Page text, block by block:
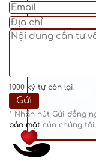
1000 ký tự còn lại.
* Nhấn nút Gửi đồng
bảo mật của chúng tôi.